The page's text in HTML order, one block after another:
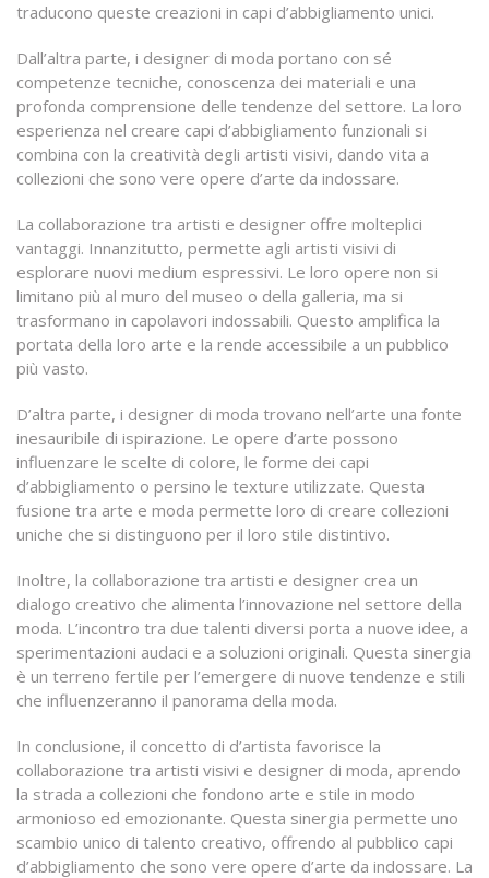
traducono queste creazioni in capi d’abbigliamento unici.
Dall’altra parte, i designer di moda portano con sé
competenze tecniche, conoscenza dei materiali e una
profonda comprensione delle tendenze del settore. La loro
esperienza nel creare capi d’abbigliamento funzionali si
combina con la creatività degli artisti visivi, dando vita a
collezioni che sono vere opere d’arte da indossare.
La collaborazione tra artisti e designer offre molteplici
vantaggi. Innanzitutto, permette agli artisti visivi di
esplorare nuovi medium espressivi. Le loro opere non si
limitano più al muro del museo o della galleria, ma si
trasformano in capolavori indossabili. Questo amplifica la
portata della loro arte e la rende accessibile a un pubblico
più vasto.
D’altra parte, i designer di moda trovano nell’arte una fonte
inesauribile di ispirazione. Le opere d’arte possono
influenzare le scelte di colore, le forme dei capi
d’abbigliamento o persino le texture utilizzate. Questa
fusione tra arte e moda permette loro di creare collezioni
uniche che si distinguono per il loro stile distintivo.
Inoltre, la collaborazione tra artisti e designer crea un
dialogo creativo che alimenta l’innovazione nel settore della
moda. L’incontro tra due talenti diversi porta a nuove idee, a
sperimentazioni audaci e a soluzioni originali. Questa sinergia
è un terreno fertile per l’emergere di nuove tendenze e stili
che influenzeranno il panorama della moda.
In conclusione, il concetto di d’artista favorisce la
collaborazione tra artisti visivi e designer di moda, aprendo
la strada a collezioni che fondono arte e stile in modo
armonioso ed emozionante. Questa sinergia permette uno
scambio unico di talento creativo, offrendo al pubblico capi
d’abbigliamento che sono vere opere d’arte da indossare. La